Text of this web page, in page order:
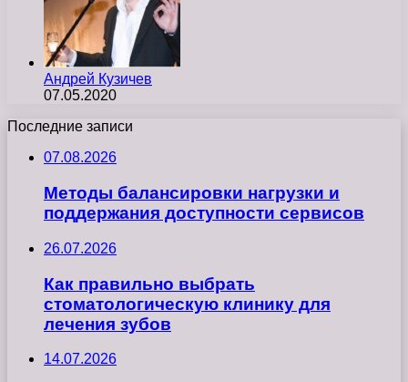
Андрей Кузичев
07.05.2020
Последние записи
07.08.2026
Методы балансировки нагрузки и
поддержания доступности сервисов
26.07.2026
Как правильно выбрать
стоматологическую клинику для
лечения зубов
14.07.2026